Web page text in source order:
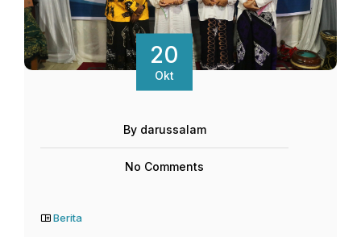
20
Okt
By darussalam
No Comments
Berita